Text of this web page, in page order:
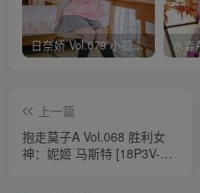
日奈娇 Vol.079 小孤独 [134P-1.84GB]
上一篇
抱走莫子A Vol.068 胜利女
神：妮姬 马斯特 [18P3V-